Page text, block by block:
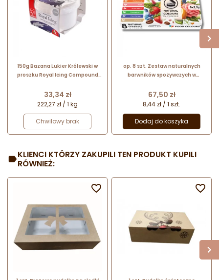
150g Bazana Lukier Królewski w
proszku Royal Icing Compound
Cena
33,34 zł
222,27 zł / 1 kg
Chwilowy brak
op. 8 szt. Zestaw naturalnych
barwników spożywczych w
- osiem naturalnych kolorów
Cena
67,50 zł
8,44 zł / 1 szt.
Dodaj do koszyka
KLIENCI KTÓRZY ZAKUPILI TEN PRODUKT KUPILI
RÓWNIEŻ:
 